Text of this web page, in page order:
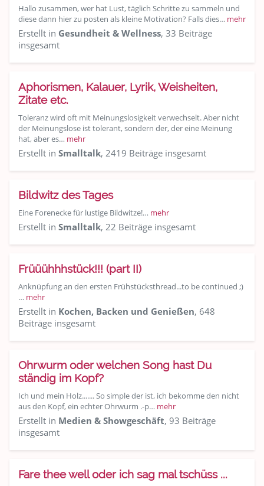
Hallo zusammen, wer hat Lust, täglich Schritte zu sammeln und
diese dann hier zu posten als kleine Motivation? Falls dies… mehr
Erstellt in Gesundheit & Wellness, 33 Beiträge
insgesamt
Aphorismen, Kalauer, Lyrik, Weisheiten,
Zitate etc.
Toleranz wird oft mit Meinungslosigkeit verwechselt. Aber nicht
der Meinungslose ist tolerant, sondern der, der eine Meinung
hat, aber es… mehr
Erstellt in Smalltalk, 2419 Beiträge insgesamt
Bildwitz des Tages
Eine Forenecke für lustige Bildwitze!… mehr
Erstellt in Smalltalk, 22 Beiträge insgesamt
Früüühhhstück!!! (part II)
Anknüpfung an den ersten Frühstücksthread...to be continued ;)
… mehr
Erstellt in Kochen, Backen und Genießen, 648
Beiträge insgesamt
Ohrwurm oder welchen Song hast Du
ständig im Kopf?
Ich und mein Holz....... So simple der ist, ich bekomme den nicht
aus den Kopf, ein echter Ohrwurm .-p… mehr
Erstellt in Medien & Showgeschäft, 93 Beiträge
insgesamt
Fare thee well oder ich sag mal tschüss ...